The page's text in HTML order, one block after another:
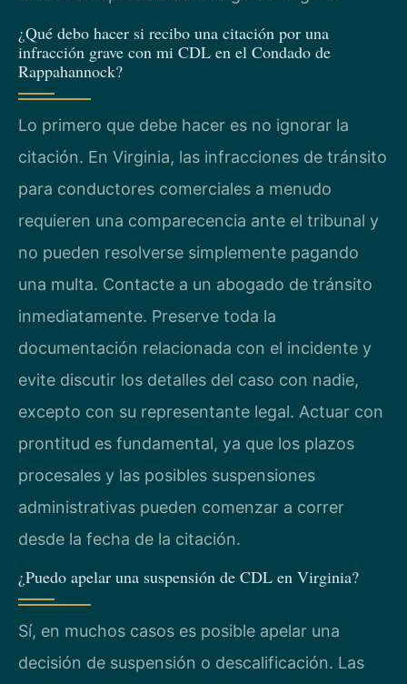
¿Qué debo hacer si recibo una citación por una
infracción grave con mi CDL en el Condado de
Rappahannock?
Lo primero que debe hacer es no ignorar la
citación. En Virginia, las infracciones de tránsito
para conductores comerciales a menudo
requieren una comparecencia ante el tribunal y
no pueden resolverse simplemente pagando
una multa. Contacte a un abogado de tránsito
inmediatamente. Preserve toda la
documentación relacionada con el incidente y
evite discutir los detalles del caso con nadie,
excepto con su representante legal. Actuar con
prontitud es fundamental, ya que los plazos
procesales y las posibles suspensiones
administrativas pueden comenzar a correr
desde la fecha de la citación.
¿Puedo apelar una suspensión de CDL en Virginia?
Sí, en muchos casos es posible apelar una
decisión de suspensión o descalificación. Las